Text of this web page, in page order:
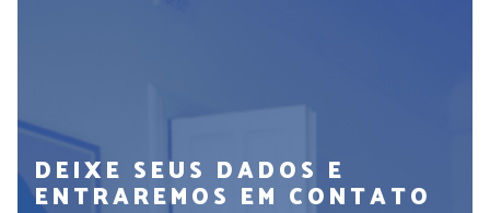
DEIXE SEUS DADOS E
ENTRAREMOS EM CONTATO